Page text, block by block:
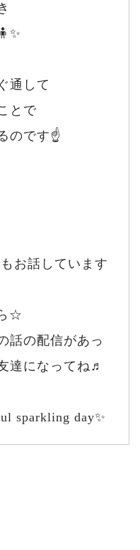
通して
とで
のです☝️
お話しています
☆
話の配信があっ
達になってね♬
sparkling day✨